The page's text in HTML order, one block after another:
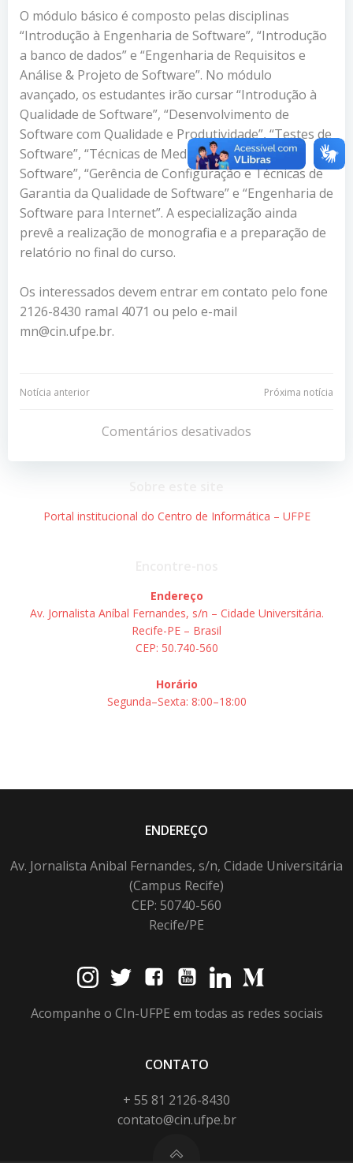
O módulo básico é composto pelas disciplinas
“Introdução à Engenharia de Software”, “Introdução
a banco de dados” e “Engenharia de Requisitos e
Análise & Projeto de Software”. No módulo
avançado, os estudantes irão cursar “Introdução à
Qualidade de Software”, “Desenvolvimento de
Software com Qualidade e Produtividade”, “Testes de
Software”, “Técnicas de Medição e Estimativa de
Software”, “Gerência de Configuração e Técnicas de
Garantia da Qualidade de Software” e “Engenharia de
Software para Internet”. A especialização ainda
prevê a realização de monografia e a preparação de
relatório no final do curso.
Os interessados devem entrar em contato pelo fone
2126-8430 ramal 4071 ou pelo e-mail
mn@cin.ufpe.br.
Navegação
Post
Notícia anterior
Navegação
de
Post
Próxima notícia
Comentários desativados
Portal institucional do Centro de Informática – UFPE
Endereço
Av. Jornalista Aníbal Fernandes, s/n – Cidade Universitária.
Recife-PE – Brasil
CEP: 50.740-560
Horário
Segunda–Sexta: 8:00–18:00
ENDEREÇO
Av. Jornalista Anibal Fernandes, s/n, Cidade Universitária
(Campus Recife)
CEP: 50740-560
Recife/PE
Acompanhe o CIn-UFPE em todas as redes sociais
CONTATO
+ 55 81 2126-8430
contato@cin.ufpe.br